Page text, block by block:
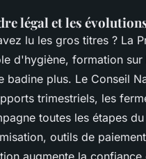
légal et les
lu les gros titres ? La
d'hygiène, formation sur
badine plus. Le Conseil
trimestriels, les
toutes les étapes
outils de